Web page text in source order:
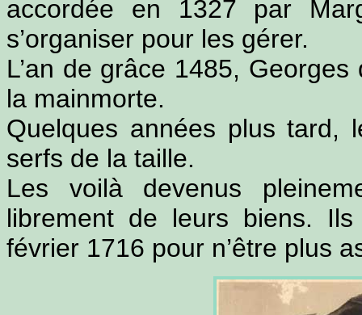
accordée en 1327 par
s’organiser pour les gérer.
L’an de grâce 1485,
la mainmorte.
Quelques années plus tard,
serfs de la taille.
Les voilà devenus
librement de leurs biens.
février 1716 pour n’être plus